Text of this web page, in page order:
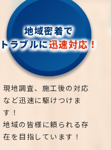
地域密着で
トラブルに迅速対応！
現地調査、施工後の対応
など迅速に駆けつけま
す！
地域の皆様に頼られる存
在を目指しています！